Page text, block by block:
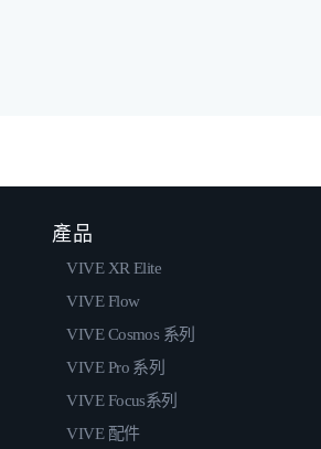
產品
VIVE XR Elite
VIVE Flow
VIVE Cosmos 系列
VIVE Pro 系列
VIVE Focus系列
VIVE 配件